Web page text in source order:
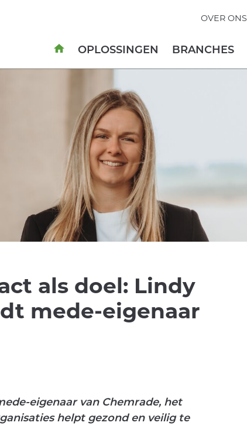
als doel: Lindy
mede-eigenaar
eigenaar van Chemrade, het
helpt gezond en veilig te
OPLOSSINGEN BRANCHES
OVER ONS